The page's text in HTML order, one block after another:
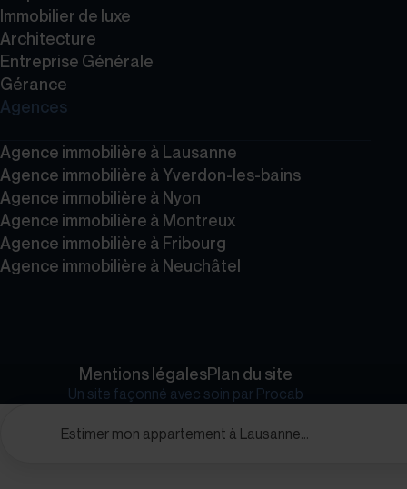
Immobilier de luxe
Architecture
Entreprise Générale
Gérance
Agences
Agence immobilière à Lausanne
Agence immobilière à Yverdon-les-bains
Agence immobilière à Nyon
Agence immobilière à Montreux
Agence immobilière à Fribourg
Agence immobilière à Neuchâtel
Mentions légalesPlan du site
Un site façonné avec soin par Procab